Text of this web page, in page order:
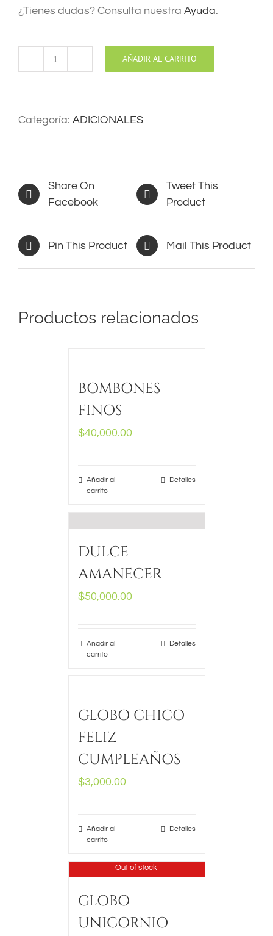
¿Tienes dudas? Consulta nuestra Ayuda.
cantidad
AÑADIR AL CARRITO
Categoría: ADICIONALES
Share On
Facebook
Tweet This
Product
Pin This Product Mail This Product
Productos relacionados
BOMBONES
FINOS
$40,000.00
Añadir al
carrito
Detalles
DULCE
AMANECER
$50,000.00
Añadir al
carrito
Detalles
GLOBO CHICO
FELIZ
CUMPLEAÑOS
$3,000.00
Añadir al
carrito
Detalles
Out of stock
GLOBO
UNICORNIO